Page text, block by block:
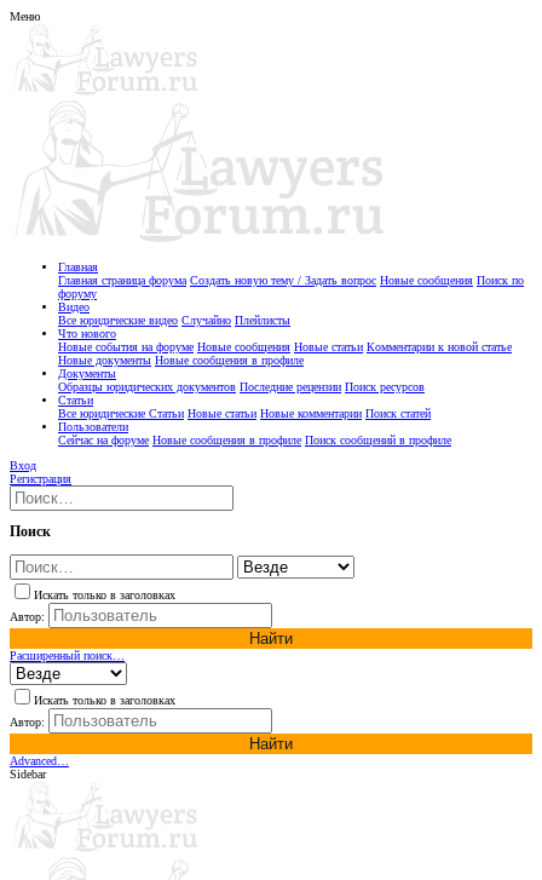
Меню
Главная
Главная страница форума Создать новую тему / Задать вопрос Новые сообщения Поиск по
форуму
Видео
Все юридические видео Случайно Плейлисты
Что нового
Новые события на форуме Новые сообщения Новые статьи Комментарии к новой статье
Новые документы Новые сообщения в профиле
Документы
Образцы юридических документов Последние рецензии Поиск ресурсов
Статьи
Все юридические Статьи Новые статьи Новые комментарии Поиск статей
Пользователи
Сейчас на форуме Новые сообщения в профиле Поиск сообщений в профиле
Вход
Регистрация
Поиск
Искать только в заголовках
Автор:
Найти
Расширенный поиск…
Искать только в заголовках
Автор:
Найти
Advanced…
Sidebar